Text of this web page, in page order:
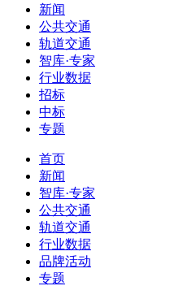
新闻
公共交通
轨道交通
智库·专家
行业数据
招标
中标
专题
首页
新闻
智库·专家
公共交通
轨道交通
行业数据
品牌活动
专题